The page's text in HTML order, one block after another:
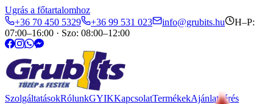
Ugrás a főtartalomhoz
+36 70 450 5329
+36 99 531 023 info@grubits.hu
H–P:
07:00–16:00 · Szo: 08:00–12:00
SzolgáltatásokRólunkGYIKKapcsolatTermékekAjánlatkérés